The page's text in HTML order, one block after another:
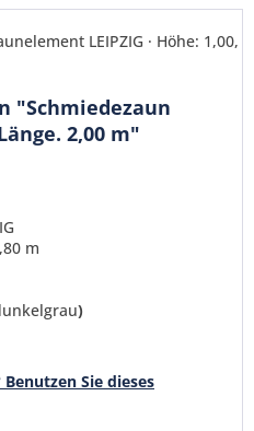
*
sind Pflichtfelder.
LEIPZIG · Höhe: 1,00,
"Schmiedezaun
2,00 m"
m
)
Sie dieses